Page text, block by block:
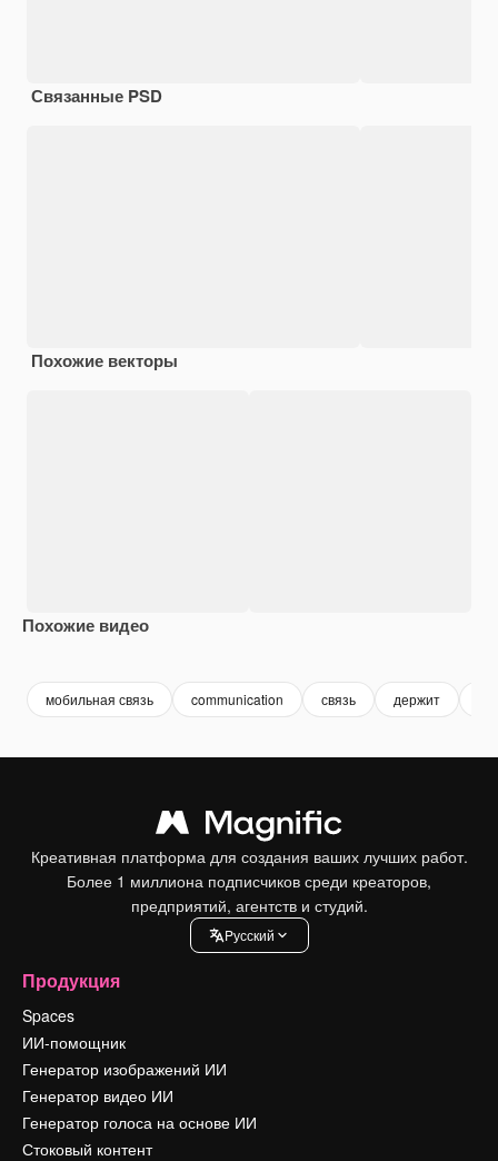
Связанные PSD
Похожие векторы
Похожие видео
мобильная связь communication связь держит
Креативная платформа для создания ваших лучших работ.
Более 1 миллиона подписчиков среди креаторов,
предприятий, агентств и студий.
Pусский
Продукция
Spaces
ИИ-помощник
Генератор изображений ИИ
Генератор видео ИИ
Генератор голоса на основе ИИ
Стоковый контент